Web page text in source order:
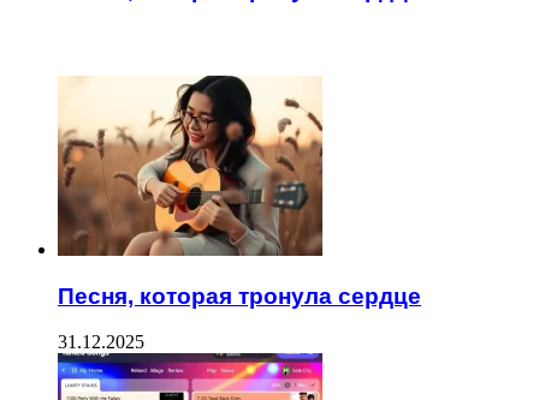
Песня, которая тронула сердце
31.12.2025